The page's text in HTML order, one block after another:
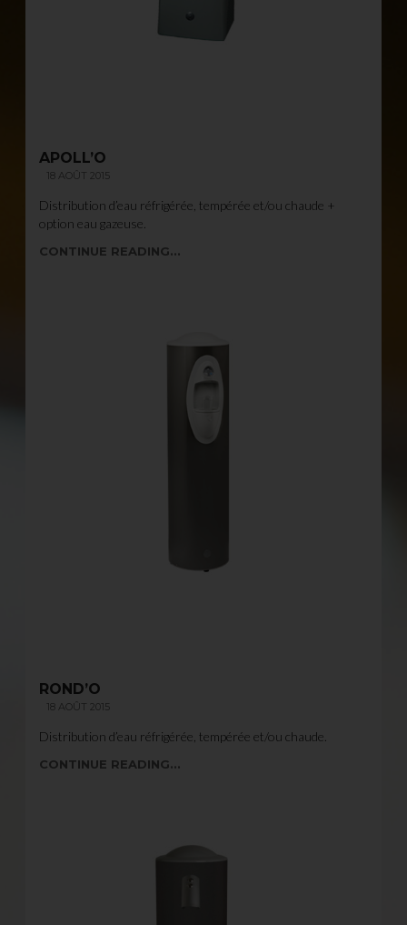
APOLL’O
18 AOÛT 2015
Distribution d’eau réfrigérée, tempérée et/ou chaude +
option eau gazeuse.
CONTINUE READING...
ROND’O
18 AOÛT 2015
Distribution d’eau réfrigérée, tempérée et/ou chaude.
CONTINUE READING...